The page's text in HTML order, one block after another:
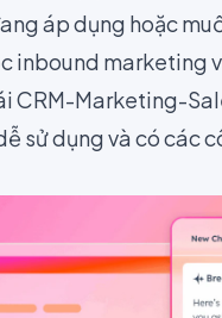
áp dụng hoặc
inbound marketing
CRM-Marketing-
sử dụng và có các